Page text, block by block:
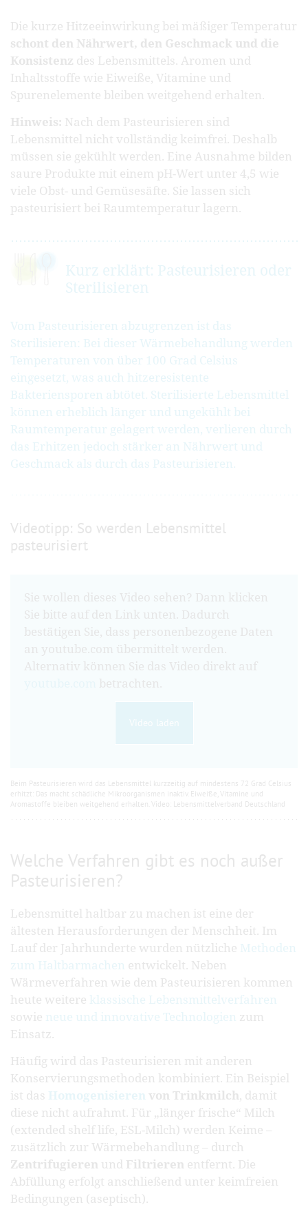
Die kurze Hitzeeinwirkung bei mäßiger Temperatur
schont den Nährwert, den Geschmack und die
Konsistenz des Lebensmittels. Aromen und
Inhaltsstoffe wie Eiweiße, Vitamine und
Spurenelemente bleiben weitgehend erhalten.
Hinweis: Nach dem Pasteurisieren sind
Lebensmittel nicht vollständig keimfrei. Deshalb
müssen sie gekühlt werden. Eine Ausnahme bilden
saure Produkte mit einem pH-Wert unter 4,5 wie
viele Obst- und Gemüsesäfte. Sie lassen sich
pasteurisiert bei Raumtemperatur lagern.
Kurz erklärt: Pasteurisieren oder
Sterilisieren
Vom Pasteurisieren abzugrenzen ist das
Sterilisieren: Bei dieser Wärmebehandlung werden
Temperaturen von über 100 Grad Celsius
eingesetzt, was auch hitzeresistente
Bakteriensporen abtötet. Sterilisierte Lebensmittel
können erheblich länger und ungekühlt bei
Raumtemperatur gelagert werden, verlieren durch
das Erhitzen jedoch stärker an Nährwert und
Geschmack als durch das Pasteurisieren.
Videotipp: So werden Lebensmittel
pasteurisiert
Video laden
Beim Pasteurisieren wird das Lebensmittel kurzzeitig auf mindestens 72 Grad Celsius
erhitzt: Das macht schädliche Mikroorganismen inaktiv. Eiweiße, Vitamine und
Aromastoffe bleiben weitgehend erhalten. Video: Lebensmittelverband Deutschland
Welche Verfahren gibt es noch außer
Pasteurisieren?
Lebensmittel haltbar zu machen ist eine der
ältesten Herausforderungen der Menschheit. Im
Lauf der Jahrhunderte wurden nützliche Methoden
zum Haltbarmachen entwickelt. Neben
Wärmeverfahren wie dem Pasteurisieren kommen
heute weitere klassische Lebensmittelverfahren
sowie neue und innovative Technologien zum
Einsatz.
Häufig wird das Pasteurisieren mit anderen
Konservierungsmethoden kombiniert. Ein Beispiel
ist das Homogenisieren von Trinkmilch, damit
diese nicht aufrahmt. Für „länger frische“ Milch
(extended shelf life, ESL-Milch) werden Keime –
zusätzlich zur Wärmebehandlung – durch
Zentrifugieren und Filtrieren entfernt. Die
Abfüllung erfolgt anschließend unter keimfreien
Bedingungen (aseptisch).